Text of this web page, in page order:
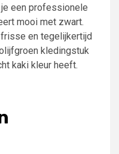
een professionele
mooi met zwart.
en tegelijkertijd
kledingstuk
kaki kleur heeft.